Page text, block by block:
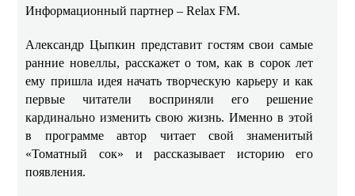
Информационный партнер – Relax FM.
Александр Цыпкин представит гостям свои самые
ранние новеллы, расскажет о том, как в сорок лет
ему пришла идея начать творческую карьеру и как
первые читатели восприняли его решение
кардинально изменить свою жизнь. Именно в этой
в программе автор читает свой знаменитый
«Томатный сок» и рассказывает историю его
появления.